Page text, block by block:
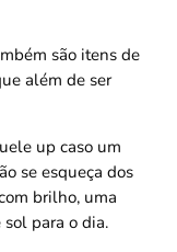
são itens de
além de ser
up caso um
se esqueça dos
brilho, uma
para o dia.